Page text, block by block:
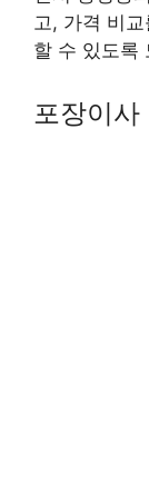
고, 가격 비
할 수 있도록
포장이